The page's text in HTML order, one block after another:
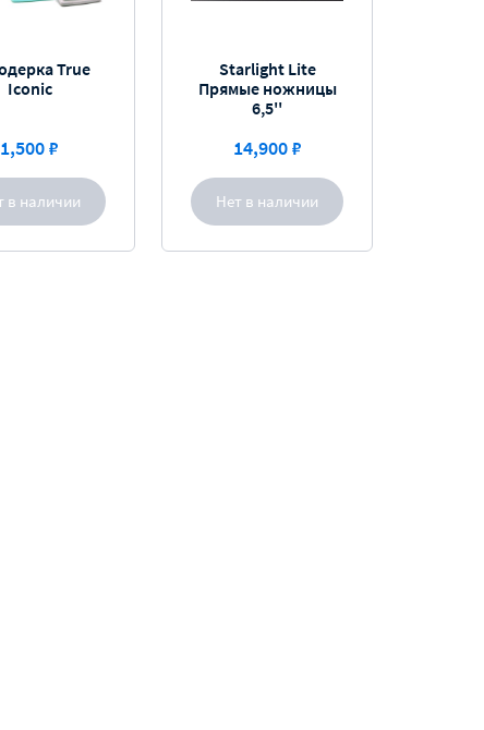
в наличии
True
Iconic
1,500 ₽
Нет в наличии
Starlight Lite
Прямые ножницы
6,5''
14,900 ₽